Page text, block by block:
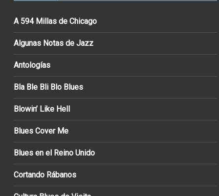
A 594 Millas de Chicago
Algunas Notas de Jazz
Antologías
Bla Ble Bli Blo Blues
Blowin’ Like Hell
Blues Cover Me
Blues en el Reino Unido
Cortando Rábanos